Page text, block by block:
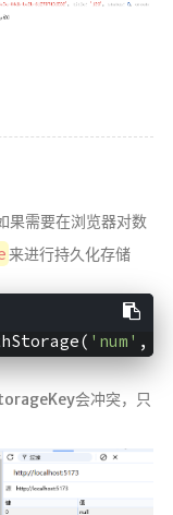
果需要在浏览器对数
来进行持久化存储
'num' ,
会冲突，只